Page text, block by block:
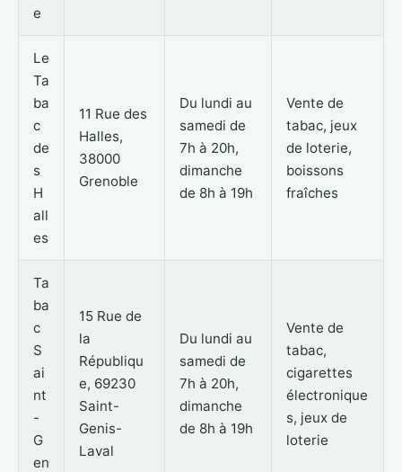
e
Le
Ta
ba
c
de
s
H
all
es
11 Rue des
Halles,
38000
Grenoble
Du lundi au
samedi de
7h à 20h,
dimanche
de 8h à 19h
Vente de
tabac, jeux
de loterie,
boissons
fraîches
Ta
ba
c
S
ai
nt
-
G
en
15 Rue de
la
Républiqu
e, 69230
Saint-
Genis-
Laval
Du lundi au
samedi de
7h à 20h,
dimanche
de 8h à 19h
Vente de
tabac,
cigarettes
électronique
s, jeux de
loterie